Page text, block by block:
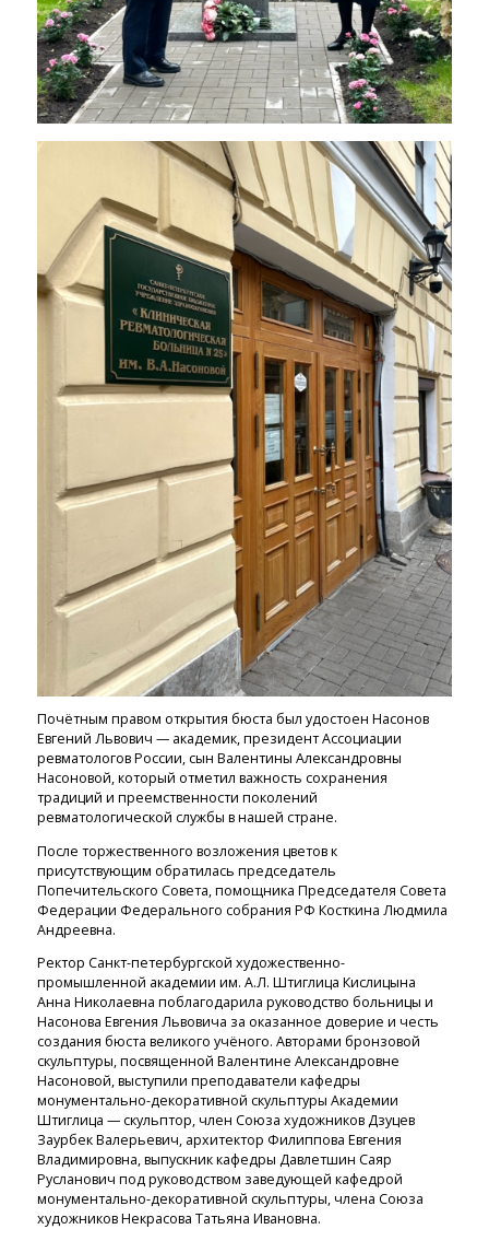
Почётным правом открытия бюста был удостоен Насонов
Евгений Львович — академик, президент Ассоциации
ревматологов России, сын Валентины Александровны
Насоновой, который отметил важность сохранения
традиций и преемственности поколений
ревматологической службы в нашей стране.
После торжественного возложения цветов к
присутствующим обратилась председатель
Попечительского Совета, помощника Председателя Совета
Федерации Федерального собрания РФ Косткина Людмила
Андреевна.
Ректор Санкт-петербургской художественно-
промышленной академии им. А.Л. Штиглица Кислицына
Анна Николаевна поблагодарила руководство больницы и
Насонова Евгения Львовича за оказанное доверие и честь
создания бюста великого учёного. Авторами бронзовой
скульптуры, посвященной Валентине Александровне
Насоновой, выступили преподаватели кафедры
монументально-декоративной скульптуры Академии
Штиглица — скульптор, член Союза художников Дзуцев
Заурбек Валерьевич, архитектор Филиппова Евгения
Владимировна, выпускник кафедры Давлетшин Саяр
Русланович под руководством заведующей кафедрой
монументально-декоративной скульптуры, члена Союза
художников Некрасова Татьяна Ивановна.